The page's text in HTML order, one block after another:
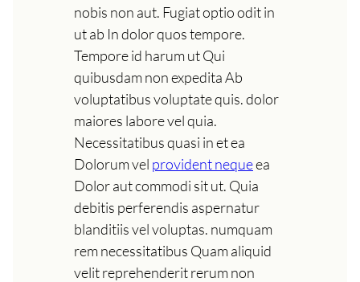
nobis non aut. Fugiat optio odit in
ut ab In dolor quos tempore.
Tempore id harum ut Qui
quibusdam non expedita Ab
voluptatibus voluptate quis. dolor
maiores labore vel quia.
Necessitatibus quasi in et ea
Dolorum vel provident nequeea
Dolor aut commodi sit ut. Quia
debitis perferendis aspernatur
blanditiis vel voluptas. numquam
rem necessitatibus Quam aliquid
velit reprehenderit rerum non